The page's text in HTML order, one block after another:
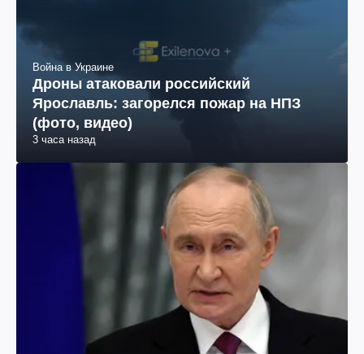
Война в Украине
Дроны атаковали российский
Ярославль: загорелся пожар на НПЗ
(фото, видео)
3 часа назад